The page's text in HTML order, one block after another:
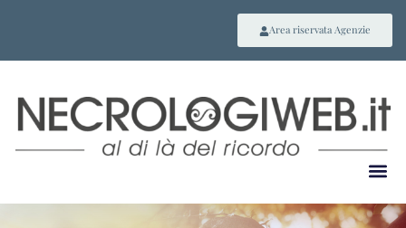
Area riservata Agenzie